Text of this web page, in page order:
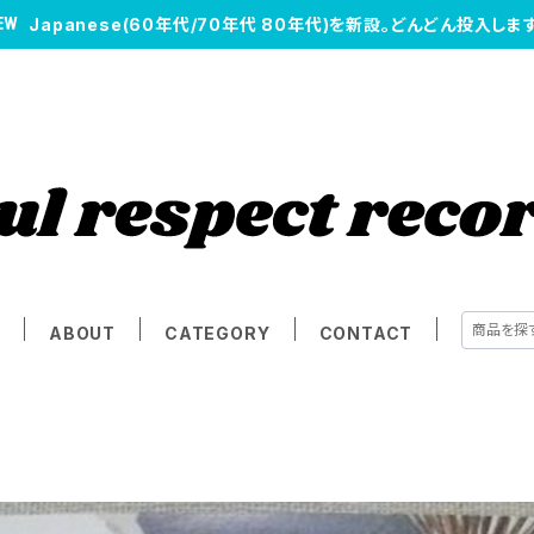
Japanese(60年代/70年代 80年代)を新設。どんどん投入します
ABOUT CATEGORY CONTACT